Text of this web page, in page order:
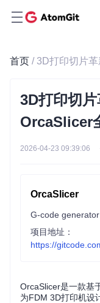
首页
3D打印切片
OrcaSlicer
2026-04-23 09:39:06
OrcaSlicer
项目地址：
https://
OrcaSlicer是一款基
为FDM 3D打印机设